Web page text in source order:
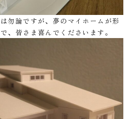
勿論ですが、夢のマイホームが形
、皆さま喜んでくださいます。